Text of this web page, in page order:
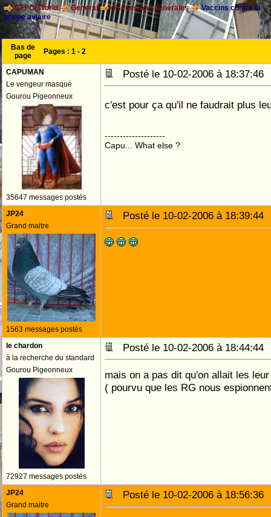
CFPOI World General discussions générales
Vaccins contre la
grippe aviaire
Bas de
page
Pages : 1 - 2
CAPUMAN
Le vengeur masqué
Gourou Pigeonneux
35647 messages postés
Posté le 10-02-2006 à
c'est pour ça qu'il ne faudrait plus
--------------------
Capu... What else ?
JP24
Grand maitre
1563 messages postés
Posté le 10-02-2006 à
le chardon
à la recherche du standard
Gourou Pigeonneux
72927 messages postés
Posté le 10-02-2006 à
mais on a pas dit qu'on allait les
( pourvu que les RG nous
JP24
Grand maitre
Posté le 10-02-2006 à